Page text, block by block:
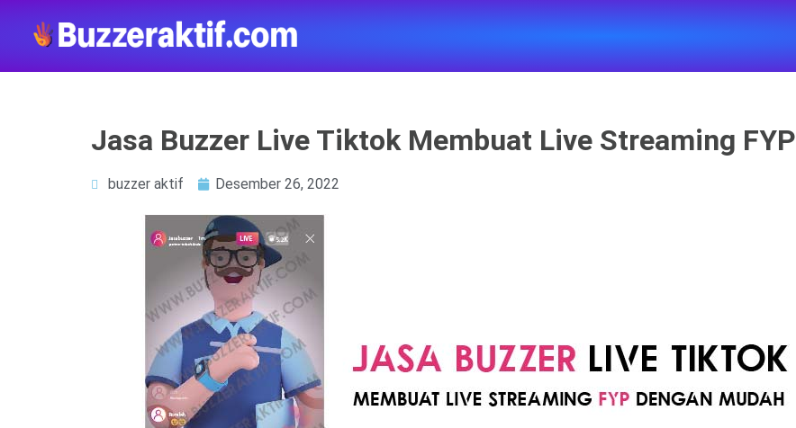
Jasa Buzzer Live Tiktok Membuat Live Streaming FYP
buzzer aktif Desember 26, 2022